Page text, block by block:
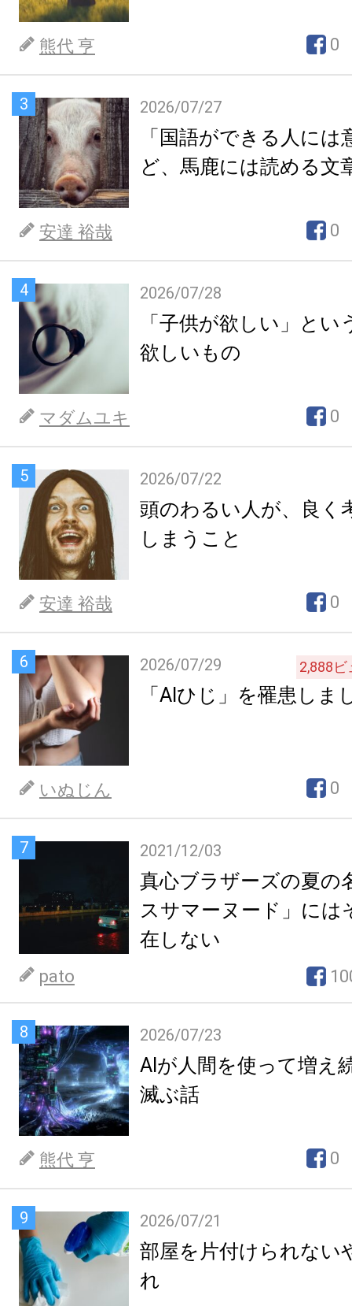
熊代 亨 0
3 2026/07/27
「国語ができる人には
ど、馬鹿には読める文
安達 裕哉 0
4 2026/07/28
「子供が欲しい」とい
欲しいもの
マダムユキ 0
5 2026/07/22
頭のわるい人が、良く
しまうこと
安達 裕哉 0
6 2026/07/29 2,888ビ
「AIひじ」を罹患しま
いぬじん 0
7 2021/12/03
真心ブラザーズの夏の
スサマーヌード」には
在しない
pato
8 2026/07/23
AIが人間を使って増え
滅ぶ話
熊代 亨 0
9 2026/07/21
部屋を片付けられない
れ